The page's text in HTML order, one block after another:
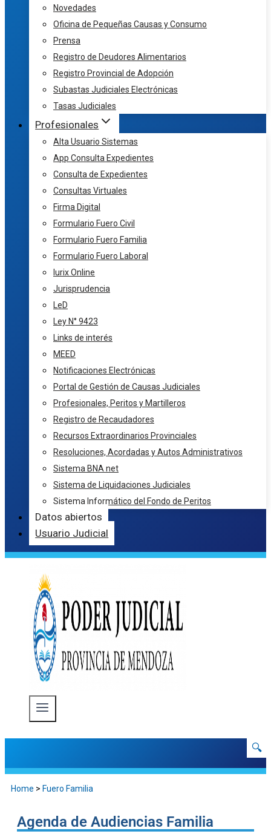
Novedades
Oficina de Pequeñas Causas y Consumo
Prensa
Registro de Deudores Alimentarios
Registro Provincial de Adopción
Subastas Judiciales Electrónicas
Tasas Judiciales
Profesionales
Alta Usuario Sistemas
App Consulta Expedientes
Consulta de Expedientes
Consultas Virtuales
Firma Digital
Formulario Fuero Civil
Formulario Fuero Familia
Formulario Fuero Laboral
Iurix Online
Jurisprudencia
LeD
Ley N° 9423
Links de interés
MEED
Notificaciones Electrónicas
Portal de Gestión de Causas Judiciales
Profesionales, Peritos y Martilleros
Registro de Recaudadores
Recursos Extraordinarios Provinciales
Resoluciones, Acordadas y Autos Administrativos
Sistema BNA net
Sistema de Liquidaciones Judiciales
Sistema Informático del Fondo de Peritos
Datos abiertos
Usuario Judicial
🔍
Home > Fuero Familia
Agenda de Audiencias Familia